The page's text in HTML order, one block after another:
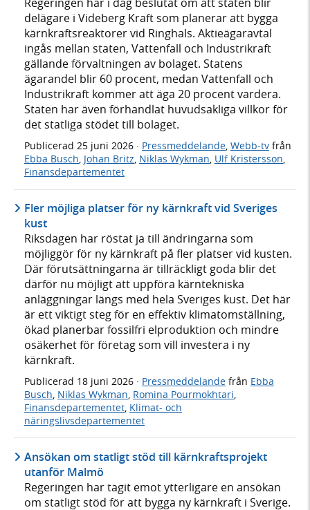
Regeringen har i dag beslutat om att staten blir
delägare i Videberg Kraft som planerar att bygga
kärnkraftsreaktorer vid Ringhals. Aktieägaravtal
ingås mellan staten, Vattenfall och Industrikraft
gällande förvaltningen av bolaget. Statens
ägarandel blir 60 procent, medan Vattenfall och
Industrikraft kommer att äga 20 procent vardera.
Staten har även förhandlat huvudsakliga villkor för
det statliga stödet till bolaget.
Publicerad 25 juni 2026 · Pressmeddelande, Webb-tv från
Ebba Busch, Johan Britz, Niklas Wykman, Ulf Kristersson,
Finansdepartementet
Fler möjliga platser för ny kärnkraft vid Sveriges
kust
Riksdagen har röstat ja till ändringarna som
möjliggör för ny kärnkraft på fler platser vid kusten.
Där förutsättningarna är tillräckligt goda blir det
därför nu möjligt att uppföra kärntekniska
anläggningar längs med hela Sveriges kust. Det här
är ett viktigt steg för en effektiv klimatomställning,
ökad planerbar fossilfri elproduktion och mindre
osäkerhet för företag som vill investera i ny
kärnkraft.
Publicerad 18 juni 2026 · Pressmeddelande från Ebba
Busch, Niklas Wykman, Romina Pourmokhtari,
Finansdepartementet, Klimat- och
näringslivsdepartementet
Ansökan om statligt stöd till kärnkraftsprojekt
utanför Malmö
Regeringen har tagit emot ytterligare en ansökan
om statligt stöd för att bygga ny kärnkraft i Sverige.